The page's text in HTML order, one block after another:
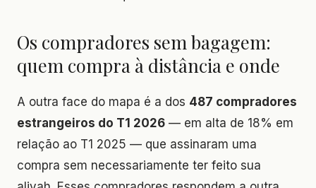
Os compradores sem bagagem:
quem compra à distância e onde
A outra face do mapa é a dos 487 compradores
estrangeiros do T1 2026 — em alta de 18% em
relação ao T1 2025 — que assinaram uma
compra sem necessariamente ter feito sua